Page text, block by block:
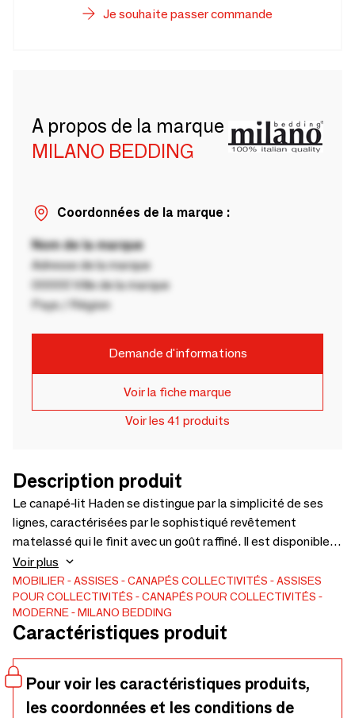
Je souhaite passer commande
A propos de la marque
MILANO BEDDING
Coordonnées de la marque :
Nom de la marque
Adresse de la marque
00000 Ville de la marque
Pays / Région
Demande d'informations
Voir la fiche marque
Voir les 41 produits
Description produit
Le canapé-lit Haden se distingue par la simplicité de ses
lignes, caractérisées par le sophistiqué revêtement
matelassé qui le finit avec un goût raffiné. Il est disponible
en deux versions, avec ou sans accoudoirs, pour répondre à
tous les besoins d'espace. L'élégante barre métallique
finition nickel noir souligne la rigueur esthétique qui
caractérise le canapé. En deux simples mouvements, Haden
se transforme en un lit de 200 cm de long ; cette double
fonction marque différents moments de la journée et
différentes manières d'utiliser la banquette.
Voir plus
MOBILIER ASSISES CANAPÉS COLLECTIVITÉS
ASSISES
POUR COLLECTIVITÉS
CANAPÉS POUR COLLECTIVITÉS
MODERNE
MILANO BEDDING
Caractéristiques produit
Pour voir les caractéristiques produits,
les coordonnées et les conditions de